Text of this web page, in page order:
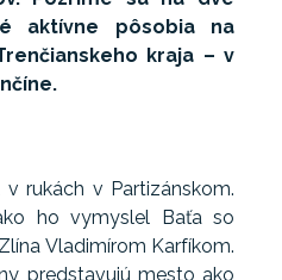
aktívne pôsobia na
kraja – v
rukách v Partizánskom.
ho vymyslel Baťa so
Vladimírom Karfíkom.
predstavujú mesto ako